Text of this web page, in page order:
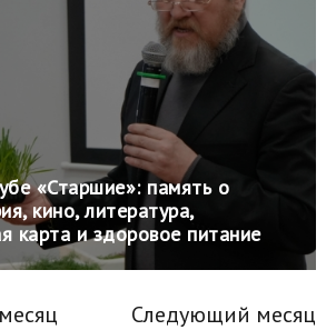
«Старшие»: память о
кино, литература,
карта и здоровое питание
Следующий месяц